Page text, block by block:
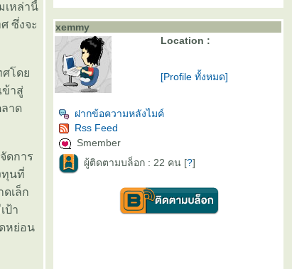
เหล่านี้
ซึ่งจะ
ศโด
ข้าสู่
าด
ดการ
ทุนที่
เล็ก
ป้า
หย่อน
xemmy
Location :
[Profile ทั้งหมด]
ฝากข้อความหลังไมค์
Rss Feed
Smember
ผู้ติดตามบล็อก : 22 คน [?]